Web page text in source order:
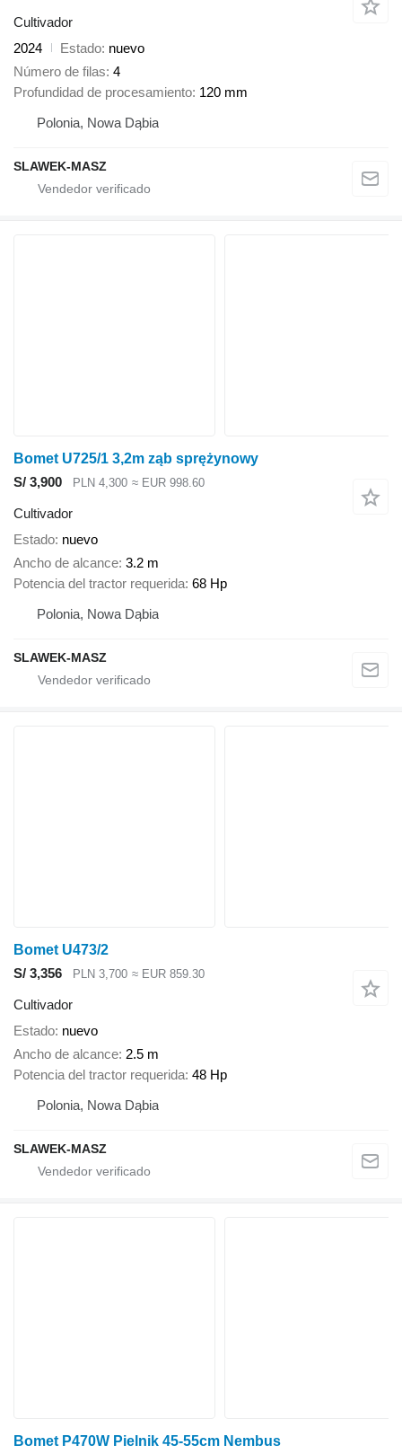
Cultivador
2024
Estado nuevo
Número de filas 4
Profundidad de procesamiento 120 mm
Polonia, Nowa Dąbia
SLAWEK-MASZ
Bomet U725/1 3,2m ząb sprężynowy
S/ 3,900
PLN 4,300 ≈ EUR 998.60
Cultivador
Estado nuevo
Ancho de alcance 3.2 m
Potencia del tractor requerida 68 Hp
Polonia, Nowa Dąbia
SLAWEK-MASZ
Bomet U473/2
S/ 3,356
PLN 3,700 ≈ EUR 859.30
Cultivador
Estado nuevo
Ancho de alcance 2.5 m
Potencia del tractor requerida 48 Hp
Polonia, Nowa Dąbia
SLAWEK-MASZ
Bomet P470W Pielnik 45-55cm Nembus